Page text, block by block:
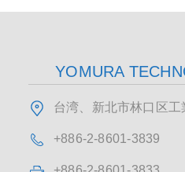
YOMURA
台湾、新北市林口区
+886-2-8601-3839